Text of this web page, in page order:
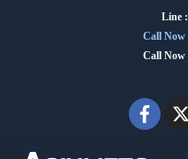
Line
Call Now
Call Now